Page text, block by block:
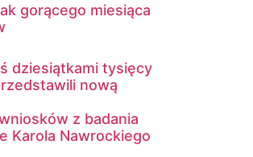
gorącego miesiąca
dziesiątkami tysięcy
nową
z badania
Karola Nawrockiego